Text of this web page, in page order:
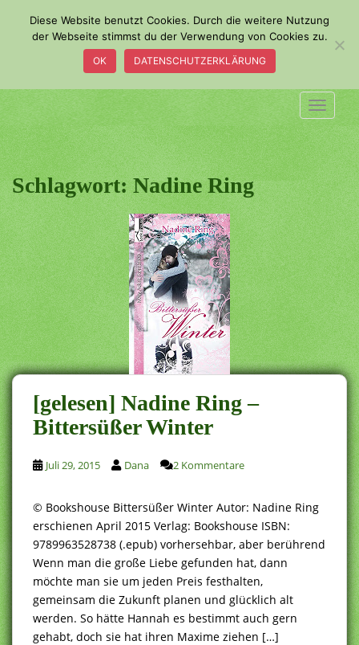
o
m
a
i
n
c
o
n
t
e
n
t
Schlagwort:Nadine Ring
[gelesen] Nadine Ring –
Bittersüßer Winter
Juli 29, 2015 Dana 2 Kommentare
© Bookshouse Bittersüßer Winter Autor: Nadine Ring
erschienen April 2015 Verlag: Bookshouse ISBN:
9789963528738 (.epub) vorhersehbar, aber berührend
Wenn man die große Liebe gefunden hat, dann
möchte man sie um jeden Preis festhalten,
gemeinsam die Zukunft planen und glücklich alt
werden. So hätte Hannah es bestimmt auch gern
gehabt, doch sie hat ihren Maxime ziehen […]
Diese Website benutzt Cookies. Durch die weitere Nutzung
der Webseite stimmst du der Verwendung von Cookies zu.
OK DATENSCHUTZERKLÄRUNG